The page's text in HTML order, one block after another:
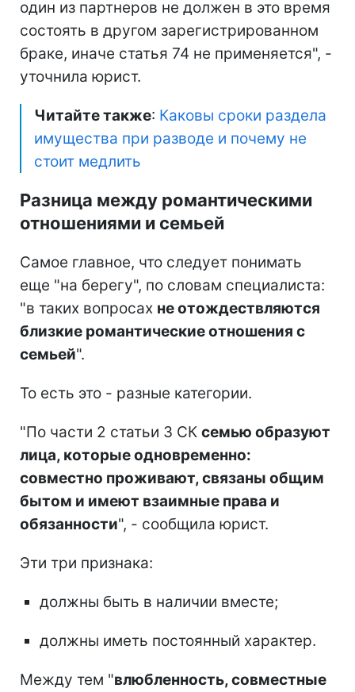
один из партнеров не должен в это время
состоять в другом зарегистрированном
браке, иначе статья 74 не применяется", -
уточнила юрист.
Читайте также: Каковы сроки раздела
имущества при разводе и почему не
стоит медлить
Разница между романтическими
отношениями и семьей
Самое главное, что следует понимать
еще "на берегу", по словам специалиста:
"в таких вопросах не отождествляются
близкие романтические отношения с
семьей".
То есть это - разные категории.
"По части 2 статьи 3 СК семью образуют
лица, которые одновременно:
совместно проживают, связаны общим
бытом и имеют взаимные права и
обязанности", - сообщила юрист.
Эти три признака:
должны быть в наличии вместе;
должны иметь постоянный характер.
Между тем "влюбленность, совместные